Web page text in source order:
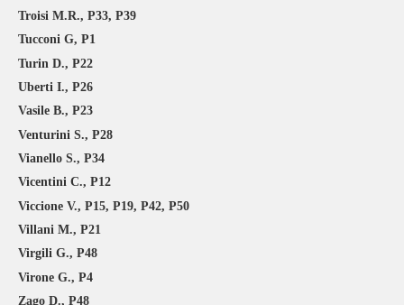
Troisi M.R., P33, P39
Tucconi G, P1
Turin D., P22
Uberti I., P26
Vasile B., P23
Venturini S., P28
Vianello S., P34
Vicentini C., P12
Viccione V., P15, P19, P42, P50
Villani M., P21
Virgili G., P48
Virone G., P4
Zago D., P48